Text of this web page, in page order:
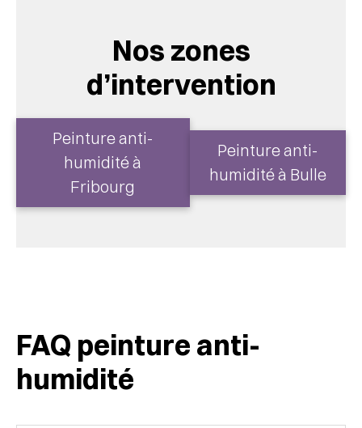
Nos zones
d’intervention
Peinture anti-
humidité à
Fribourg
Peinture anti-
humidité à Bulle
FAQ peinture anti-
humidité